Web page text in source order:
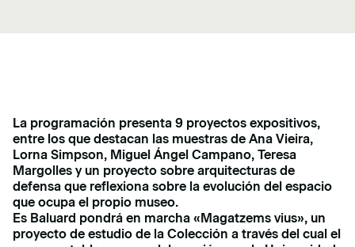
La programación presenta 9 proyectos expositivos,
entre los que destacan las muestras de Ana Vieira,
Lorna Simpson, Miguel Ángel Campano, Teresa
Margolles y un proyecto sobre arquitecturas de
defensa que reflexiona sobre la evolución del espacio
que ocupa el propio museo.
Es Baluard pondrá en marcha «Magatzems vius», un
proyecto de estudio de la Colección a través del cual el